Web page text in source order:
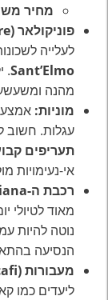
מחיר
פוניקולאר (Funicolare):
לעלייה
Sant’Elmo
.
מהנה
מוניות:
עגלות. חשוב
תעריפים
אי-נעימויות
רכבת ה-Circumvesuviana:
מאוד לטיולי
נוטה להיות
הנסיעה
מעבורות (Aliscafi):
ליעדים כמו